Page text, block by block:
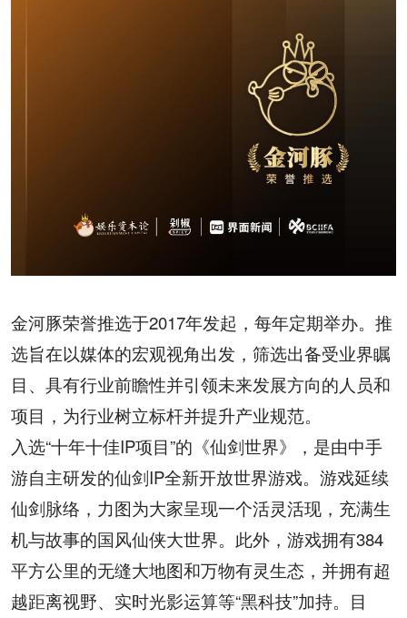
金河豚荣誉推选于2017年发起，每年定期举办。推
选旨在以媒体的宏观视角出发，筛选出备受业界瞩
目、具有行业前瞻性并引领未来发展方向的人员和
项目，为行业树立标杆并提升产业规范。
入选“十年十佳IP项目”的《仙剑世界》，是由中手
游自主研发的仙剑IP全新开放世界游戏。游戏延续
仙剑脉络，力图为大家呈现一个活灵活现，充满生
机与故事的国风仙侠大世界。此外，游戏拥有384
平方公里的无缝大地图和万物有灵生态，并拥有超
越距离视野、实时光影运算等“黑科技”加持。目